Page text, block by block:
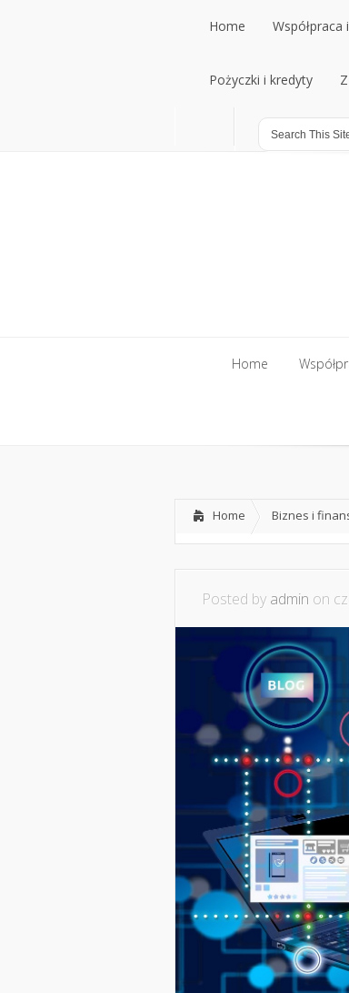
Home
Home
Pożyczki i kredyty
Pożyczki i kredyty
Home
Home Biznes i
Posted by admin on